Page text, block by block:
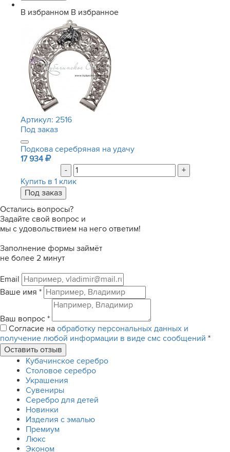
В избранном В избранное
Артикул: 2516
Под заказ
Подкова серебряная на удачу
17 934
-
+
Купить в 1 клик
Остались вопросы?
Задайте свой вопрос и
мы с удовольствием на него ответим!
Заполнение формы займёт
не более 2 минут
Email
Ваше имя *
Ваш вопрос *
Согласие на обработку персональных данных и
получение любой информации в виде смс сообщений *
Кубачинское серебро
Столовое серебро
Украшения
Сувениры
Серебро для детей
Новинки
Изделия с эмалью
Премиум
Люкс
Эконом